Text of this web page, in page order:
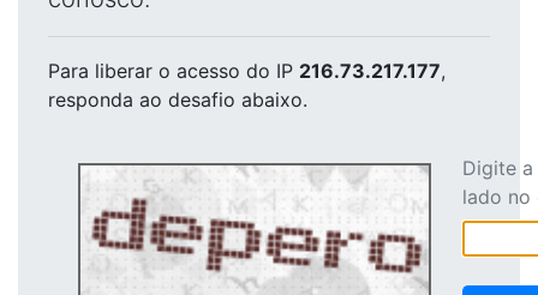
Para liberar o acesso do IP 216.73.217.177,
responda ao desafio abaixo.
Digite
lado no